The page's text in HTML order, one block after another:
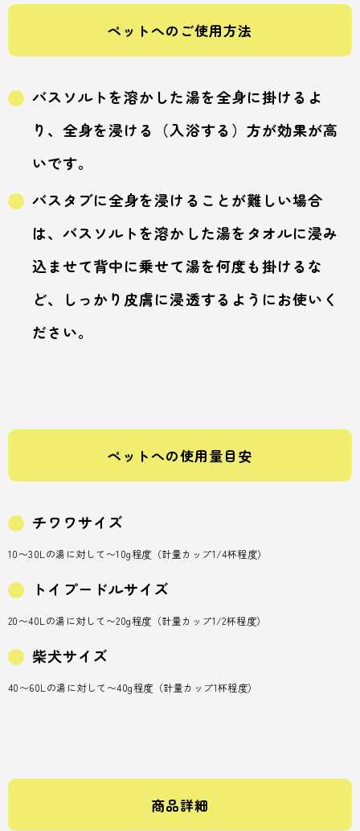
ペットへのご使用方法
バスソルトを溶かした湯を全身に掛けるよ
り、全身を浸ける（入浴する）方が効果が高
いです。
バスタブに全身を浸けることが難しい場合
は、バスソルトを溶かした湯をタオルに浸み
込ませて背中に乗せて湯を何度も掛けるな
ど、しっかり皮膚に浸透するようにお使いく
ださい。
ペットへの使用量目安
チワワサイズ
10〜30Lの湯に対して〜10g程度（計量カップ1/4杯程度）
トイプードルサイズ
20〜40Lの湯に対して〜20g程度（計量カップ1/2杯程度）
柴犬サイズ
40〜60Lの湯に対して〜40g程度（計量カップ1杯程度）
商品詳細